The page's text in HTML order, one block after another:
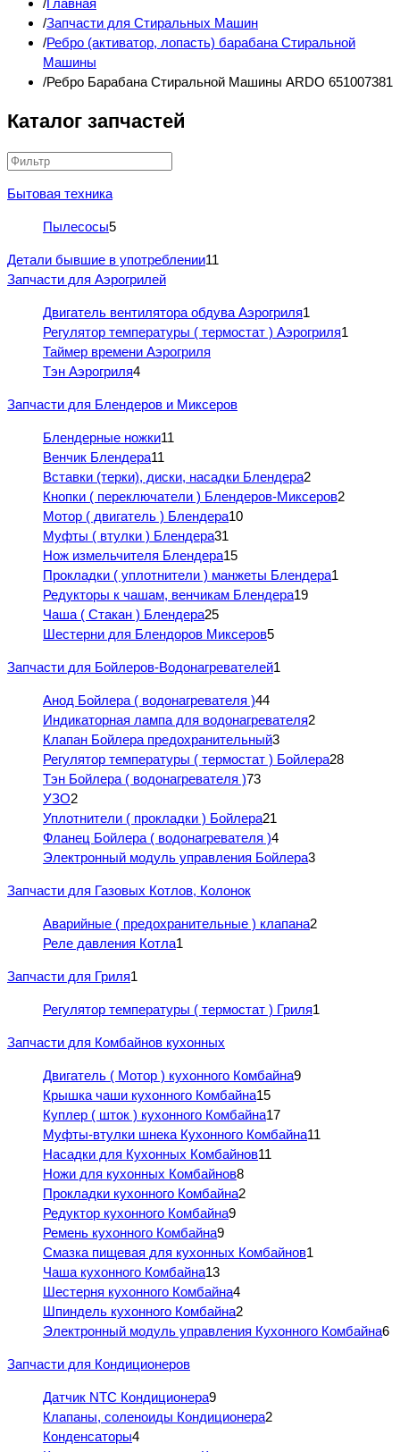
Главная
Запчасти для Стиральных Машин
Ребро (активатор, лопасть) барабана Стиральной
Машины
Ребро Барабана Стиральной Машины ARDO 651007381
Каталог запчастей
Бытовая техника
Пылесосы5
Детали бывшие в употреблении11
Запчасти для Аэрогрилей
Двигатель вентилятора обдува Аэрогриля1
Регулятор температуры ( термостат ) Аэрогриля1
Таймер времени Аэрогриля
Тэн Аэрогриля4
Запчасти для Блендеров и Миксеров
Блендерные ножки11
Венчик Блендера11
Вставки (терки), диски, насадки Блендера2
Кнопки ( переключатели ) Блендеров-Миксеров2
Мотор ( двигатель ) Блендера10
Муфты ( втулки ) Блендера31
Нож измельчителя Блендера15
Прокладки ( уплотнители ) манжеты Блендера1
Редукторы к чашам, венчикам Блендера19
Чаша ( Стакан ) Блендера25
Шестерни для Блендоров Миксеров5
Запчасти для Бойлеров-Водонагревателей1
Анод Бойлера ( водонагревателя )44
Индикаторная лампа для водонагревателя2
Клапан Бойлера предохранительный3
Регулятор температуры ( термостат ) Бойлера28
Тэн Бойлера ( водонагревателя )73
УЗО2
Уплотнители ( прокладки ) Бойлера21
Фланец Бойлера ( водонагревателя )4
Электронный модуль управления Бойлера3
Запчасти для Газовых Котлов, Колонок
Аварийные ( предохранительные ) клапана2
Реле давления Котла1
Запчасти для Гриля1
Регулятор температуры ( термостат ) Гриля1
Запчасти для Комбайнов кухонных
Двигатель ( Мотор ) кухонного Комбайна9
Крышка чаши кухонного Комбайна15
Куплер ( шток ) кухонного Комбайна17
Муфты-втулки шнека Кухонного Комбайна11
Насадки для Кухонных Комбайнов11
Ножи для кухонных Комбайнов8
Прокладки кухонного Комбайна2
Редуктор кухонного Комбайна9
Ремень кухонного Комбайна9
Смазка пищевая для кухонных Комбайнов1
Чаша кухонного Комбайна13
Шестерня кухонного Комбайна4
Шпиндель кухонного Комбайна2
Электронный модуль управления Кухонного Комбайна6
Запчасти для Кондиционеров
Датчик NTC Кондиционера9
Клапаны, соленоиды Кондиционера2
Конденсаторы4